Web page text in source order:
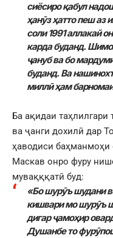
сиёсиро қабул
ҳанӯз ҳатто пеш аз
соли 1991 аллакай
карда буданд.
ҷануб ва бо
буданд. Ва
миллӣ ҳам
Ба ақидаи
ва ҷанги дохилӣ дар
ҳаводиси баҳманмоҳи
Маскав онро фуру
мувақққатӣ буд:
«Бо шурӯъ шудани
кишвари мо шурӯъ
дигар ҷамоҳир
Душанбе то